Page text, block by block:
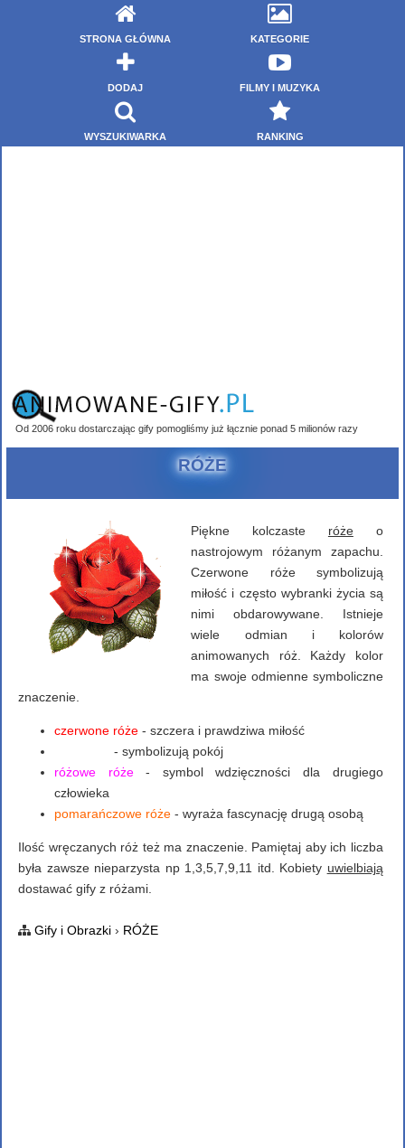
STRONA GŁÓWNA KATEGORIE
DODAJ FILMY I MUZYKA
WYSZUKIWARKA RANKING
Od 2006 roku dostarczając gify pomogliśmy już łącznie ponad 5 milionów razy
RÓŻE
Piękne kolczaste różeo
nastrojowym różanym zapachu.
Czerwone róże symbolizują
miłość i często wybranki życia są
nimi obdarowywane. Istnieje
wiele odmian i kolorów
animowanych róż. Każdy kolor
ma swoje odmienne symboliczne
znaczenie.
czerwone róże - szczera i prawdziwa miłość
- symbolizują pokój
różowe róże- symbol wdzięczności dla drugiego
człowieka
pomarańczowe róże - wyraża fascynację drugą osobą
Ilość wręczanych róż też ma znaczenie. Pamiętaj aby ich liczba
była zawsze nieparzysta np 1,3,5,7,9,11 itd. Kobiety uwielbiają
dostawać gify z różami.
Gify i Obrazki › RÓŻE